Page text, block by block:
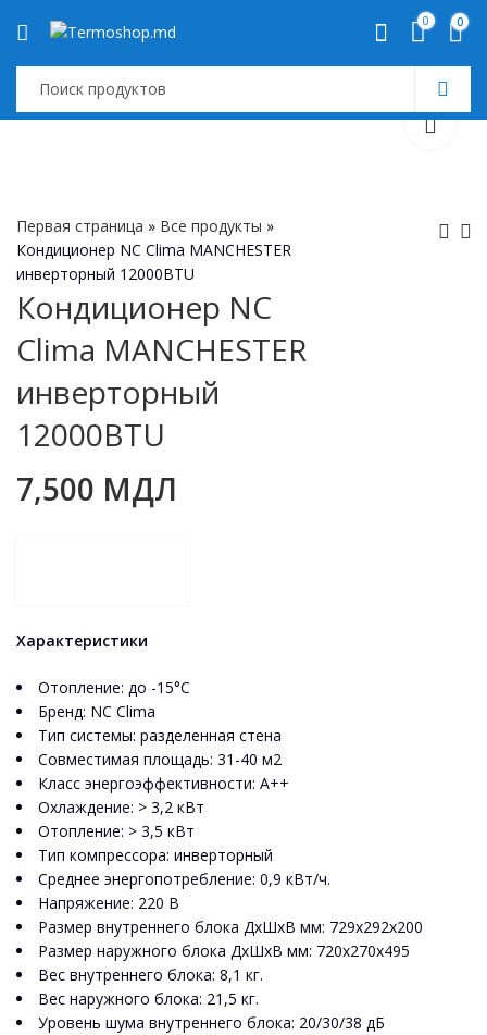
0 0
Первая страница » Все продукты »
Кондиционер NC Clima MANCHESTER
инверторный 12000BTU
Кондиционер NC
Clima MANCHESTER
инверторный
12000BTU
7,500 МДЛ
Характеристики
Отопление: до -15°C
Бренд: NC Clima
Тип системы: разделенная стена
Совместимая площадь: 31-40 м2
Класс энергоэффективности: А++
Охлаждение: > 3,2 кВт
Отопление: > 3,5 кВт
Тип компрессора: инверторный
Среднее энергопотребление: 0,9 кВт/ч.
Напряжение: 220 В
Размер внутреннего блока ДхШхВ мм: 729x292x200
Размер наружного блока ДхШхВ мм: 720x270x495
Вес внутреннего блока: 8,1 кг.
Вес наружного блока: 21,5 кг.
Уровень шума внутреннего блока: 20/30/38 дБ